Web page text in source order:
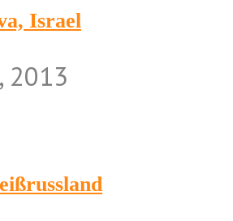
Israel
2013